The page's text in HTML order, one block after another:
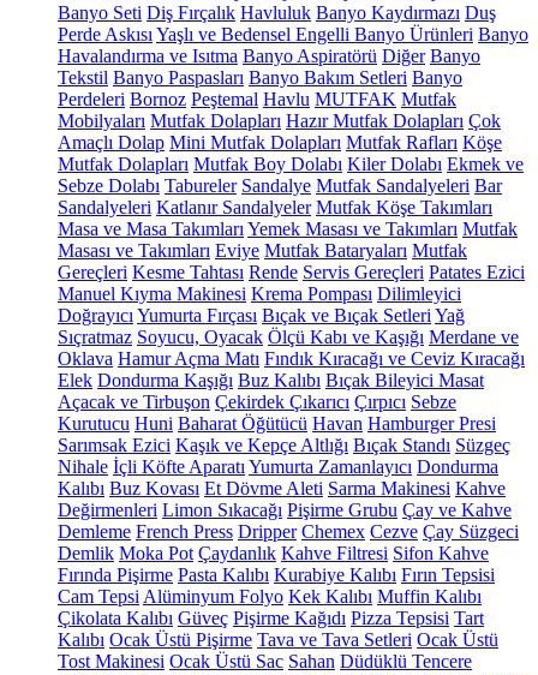
Banyo Seti Diş Fırçalık Havluluk Banyo Kaydırmazı Duş
Perde Askısı Yaşlı ve Bedensel Engelli Banyo Ürünleri Banyo
Havalandırma ve Isıtma Banyo Aspiratörü Diğer Banyo
Tekstil Banyo Paspasları Banyo Bakım Setleri Banyo
Perdeleri Bornoz Peştemal Havlu MUTFAK Mutfak
Mobilyaları Mutfak Dolapları Hazır Mutfak Dolapları Çok
Amaçlı Dolap Mini Mutfak Dolapları Mutfak Rafları Köşe
Mutfak Dolapları Mutfak Boy Dolabı Kiler Dolabı Ekmek ve
Sebze Dolabı Tabureler Sandalye Mutfak Sandalyeleri Bar
Sandalyeleri Katlanır Sandalyeler Mutfak Köşe Takımları
Masa ve Masa Takımları Yemek Masası ve Takımları Mutfak
Masası ve Takımları Eviye Mutfak Bataryaları Mutfak
Gereçleri Kesme Tahtası Rende Servis Gereçleri Patates Ezici
Manuel Kıyma Makinesi Krema Pompası Dilimleyici
Doğrayıcı Yumurta Fırçası Bıçak ve Bıçak Setleri Yağ
Sıçratmaz Soyucu, Oyacak Ölçü Kabı ve Kaşığı Merdane ve
Oklava Hamur Açma Matı Fındık Kıracağı ve Ceviz Kıracağı
Elek Dondurma Kaşığı Buz Kalıbı Bıçak Bileyici Masat
Açacak ve Tirbuşon Çekirdek Çıkarıcı Çırpıcı Sebze
Kurutucu Huni Baharat Öğütücü Havan Hamburger Presi
Sarımsak Ezici Kaşık ve Kepçe Altlığı Bıçak Standı Süzgeç
Nihale İçli Köfte Aparatı Yumurta Zamanlayıcı Dondurma
Kalıbı Buz Kovası Et Dövme Aleti Sarma Makinesi Kahve
Değirmenleri Limon Sıkacağı Pişirme Grubu Çay ve Kahve
Demleme French Press Dripper Chemex Cezve Çay Süzgeci
Demlik Moka Pot Çaydanlık Kahve Filtresi Sifon Kahve
Fırında Pişirme Pasta Kalıbı Kurabiye Kalıbı Fırın Tepsisi
Cam Tepsi Alüminyum Folyo Kek Kalıbı Muffin Kalıbı
Çikolata Kalıbı Güveç Pişirme Kağıdı Pizza Tepsisi Tart
Kalıbı Ocak Üstü Pişirme Tava ve Tava Setleri Ocak Üstü
Tost Makinesi Ocak Üstü Sac Sahan Düdüklü Tencere